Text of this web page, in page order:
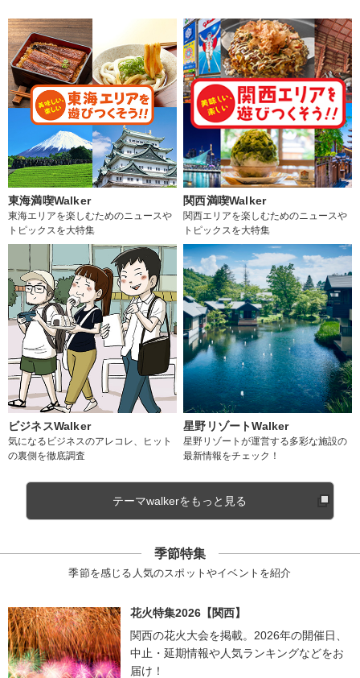
東海満喫Walker
東海エリアを楽しむためのニュースや
トピックスを大特集
関西満喫Walker
関西エリアを楽しむためのニュースや
トピックスを大特集
ビジネスWalker
気になるビジネスのアレコレ、ヒット
の裏側を徹底調査
星野リゾートWalker
星野リゾートが運営する多彩な施設の
最新情報をチェック！
テーマwalkerをもっと見る
季節特集
季節を感じる人気のスポットやイベントを紹介
花火特集2026【関西】
関西の花火大会を掲載。2026年の開催日、
中止・延期情報や人気ランキングなどをお
届け！